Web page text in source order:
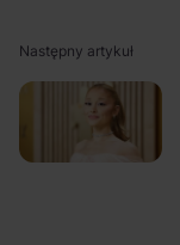
Następny artykuł